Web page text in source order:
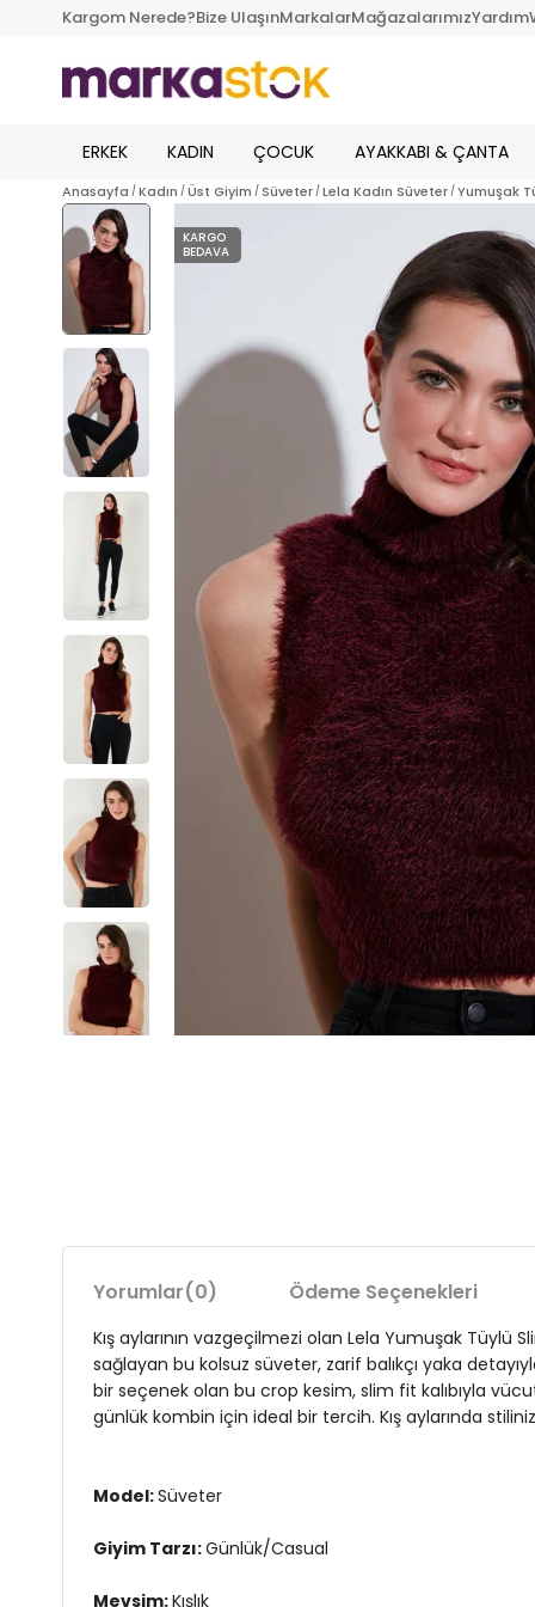
Kargom Nerede?Bize UlaşınMarkalarMağazalarımızYardım
ERKEK KADIN ÇOCUK AYAKKABI & ÇANTA
Anasayfa Kadın Üst Giyim Süveter Lela Kadın Süveter Yumuşak
KARGO
BEDAVA
Yorumlar(0) Ödeme Seçenekleri
Kış aylarının vazgeçilmezi olan Lela Yumuşak Tüylü
sağlayan bu kolsuz süveter, zarif balıkçı yaka
bir seçenek olan bu crop kesim, slim fit kalıbıyla
günlük kombin için ideal bir tercih. Kış aylarında
Model:Süveter
Giyim Tarzı:Günlük/Casual
Mevsim:Kışlık